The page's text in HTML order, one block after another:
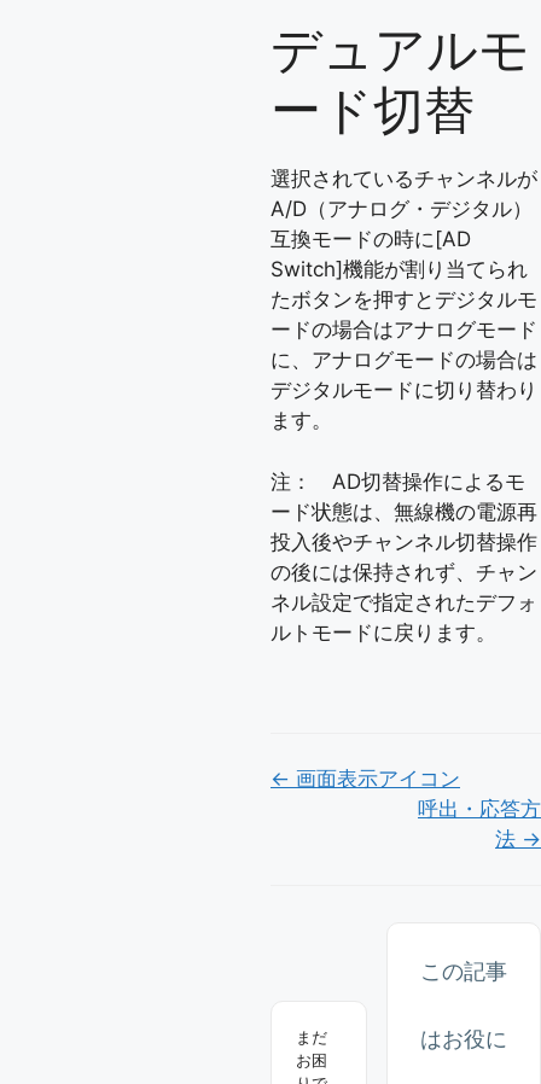
デュアルモ
ード切替
選択されているチャンネルが
A/D（アナログ・デジタル）
互換モードの時に[AD
Switch]機能が割り当てられ
たボタンを押すとデジタルモ
ードの場合はアナログモード
に、アナログモードの場合は
デジタルモードに切り替わり
ます。
注： AD切替操作によるモ
ード状態は、無線機の電源再
投入後やチャンネル切替操作
の後には保持されず、チャン
ネル設定で指定されたデフォ
ルトモードに戻ります。
Doc
ョ
ン
← 画面表示アイコン
呼出・応答方
法 →
まだ
お困
この記事
はお役に